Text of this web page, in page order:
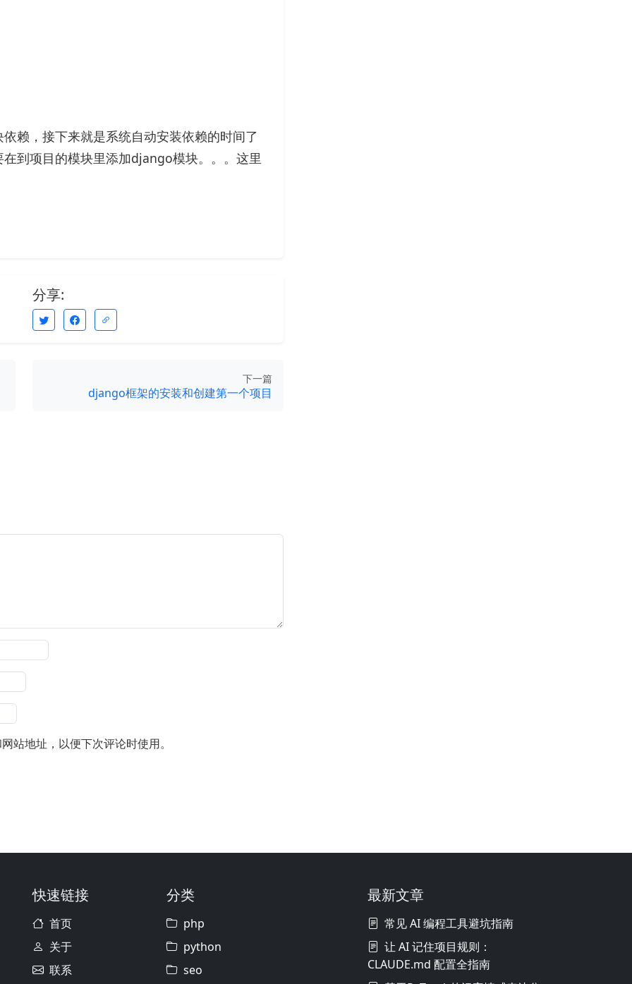
赖，接下来就是系统自动安装依赖的时间了
到项目的模块里添加django模块。。。这里
分享:
下一篇
django框架的安装和创建第一个项目
站地址，以便下次评论时使用。
快速链接
首页
关于
联系
分类
php
python
seo
最新文章
常见 AI 编程工具避坑指南
让 AI 记住项目规则：
CLAUDE.md 配置全指南